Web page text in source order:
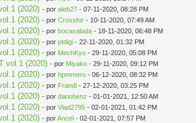
(2020) - poraleb27 - 07-11-2020, 08:28 PM
(2020) - porCrossfor - 10-11-2020, 07:49 AM
(2020) - porbocasalada - 18-11-2020, 06:48 PM
(2020) - porptdigi - 22-11-2020, 01:32 PM
(2020) - por MechKyo - 29-11-2020, 05:08 PM
vol.1 (2020) - por Miyako - 29-11-2020, 09:12 PM
(2020) - porhpmmero - 06-12-2020, 08:32 PM
(2020) - por Frandi - 27-12-2020, 03:25 PM
(2020) - pordariobenz - 01-01-2021, 12:50 AM
(2020) - porVlad2795 - 02-01-2021, 01:42 PM
(2020) - porAncel - 02-01-2021, 07:57 PM